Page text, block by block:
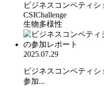
ビジネスコンペティシ
CSIChallenge
生物多様性
2025.07.29
ビジネスコンペティ
参加...